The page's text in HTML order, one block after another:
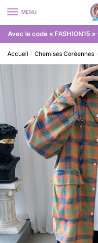
MENU
Avec le code « FASHION15
Accueil / Chemises Coréennes /